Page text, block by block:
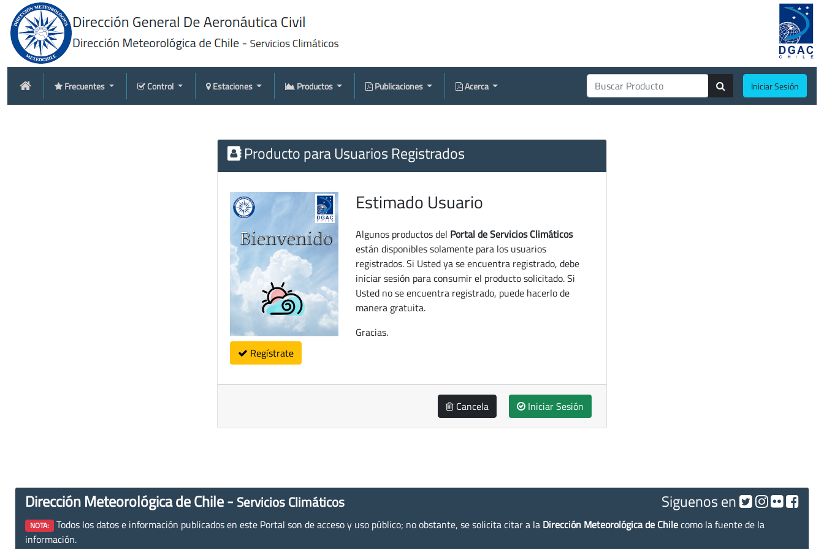
Frecuentes Control Estaciones Productos Publicaciones Acerca Iniciar Sesión
Producto para Usuarios Registrados
Regístrate
Estimado Usuario
Algunos productos del Portal de Servicios Climáticos
están disponibles solamente para los usuarios
registrados. Si Usted ya se encuentra registrado, debe
iniciar sesión para consumir el producto solicitado. Si
Usted no se encuentra registrado, puede hacerlo de
manera gratuita.
Gracias.
Cancela Iniciar Sesión
Dirección Meteorológica de Chile - Servicios Climáticos Siguenos en
NOTA: Todos los datos e información publicados en este Portal son de acceso y uso público; no obstante, se solicita citar a la Dirección Meteorológica de Chilecomo la fuente de la
información.